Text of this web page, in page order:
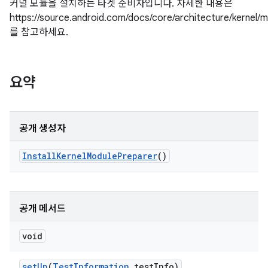
커널 모듈을 설치하는 타겟 준비자입니다. 자세한 내용은
https://source.android.com/docs/core/architecture/kernel/
를 참고하세요.
요약
공개 생성자
InstallKernelModulePreparer()
공개 메서드
void